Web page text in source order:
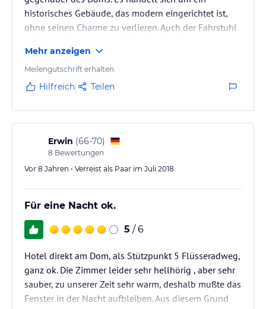
historisches Gebäude, das modern eingerichtet ist,
ohne seinen Charme zu verlieren. Auch der Fahrstuhl
erfunden ;)
Mehr anzeigen
Meilengutschrift erhalten
Hilfreich Teilen
Erwin (66-70)
8 Bewertungen
Vor 8 Jahren • Verreist als Paar im Juli 2018
Für eine Nacht ok.
5 / 6
Hotel direkt am Dom, als Stützpunkt 5 Flüsseradweg,
ganz ok. Die Zimmer leider sehr hellhörig , aber sehr
sauber, zu unserer Zeit sehr warm, deshalb mußte das
Fenster in der Nacht aufbleiben. Aus diesem Grund